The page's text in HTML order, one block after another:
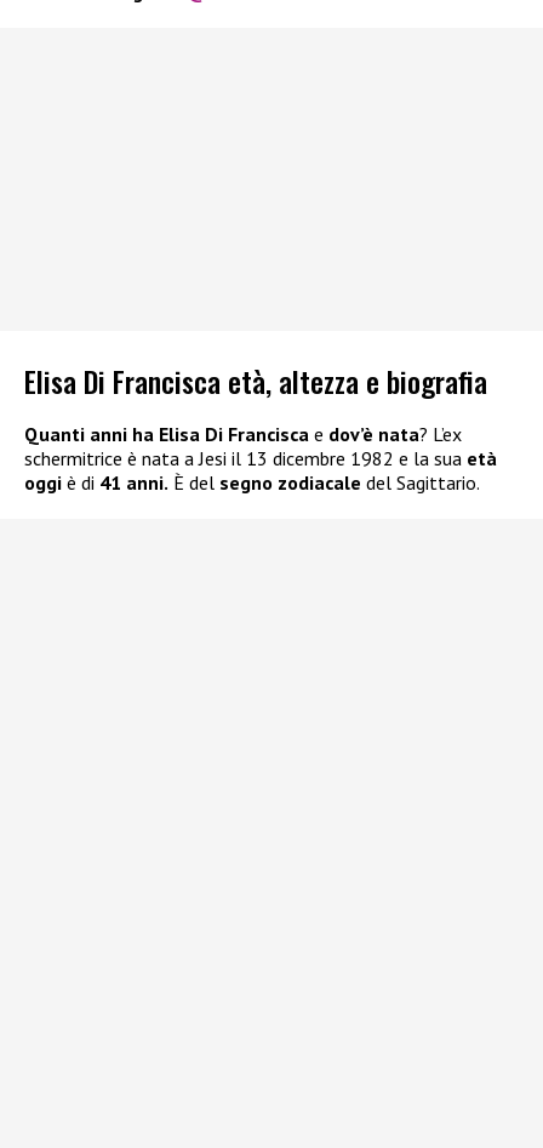
Elisa Di Francisca età, altezza e biografia
Quanti anni ha Elisa Di Francisca e dov’è nata? L’ex
schermitrice è nata a Jesi il 13 dicembre 1982 e la sua età
oggi è di 41 anni. È del segno zodiacale del Sagittario.